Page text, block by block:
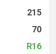
215
70
R16